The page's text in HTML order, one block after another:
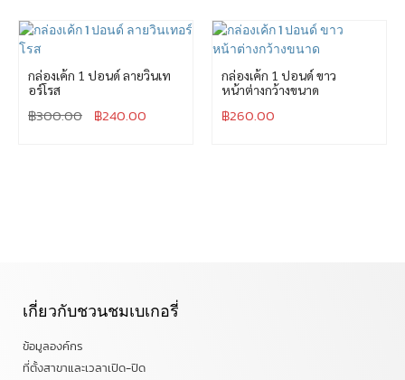
กล่องเค้ก 1 ปอนด์ ลายวินเท
อร์โรส
฿300.00 ฿240.00
กล่องเค้ก 1 ปอนด์ ขาว
หน้าต่างกว้างขนาด
฿260.00
เกี่ยวกับชวนชมเบเกอรี่
ข้อมูลองค์กร
ที่ตั้งสาขาและเวลาเปิด-ปิด